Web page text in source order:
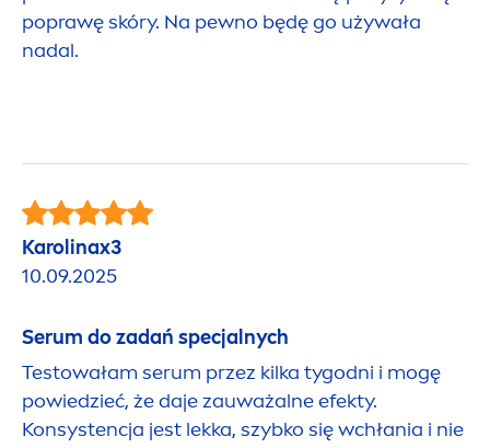
poprawę skóry. Na pewno będę go używała
nadal.
Karolinax3
10.09.2025
Serum do zadań specjalnych
Testowałam serum przez kilka tygodni i mogę
powiedzieć, że daje zauważalne efekty.
Konsystencja jest lekka, szybko się wchłania i nie